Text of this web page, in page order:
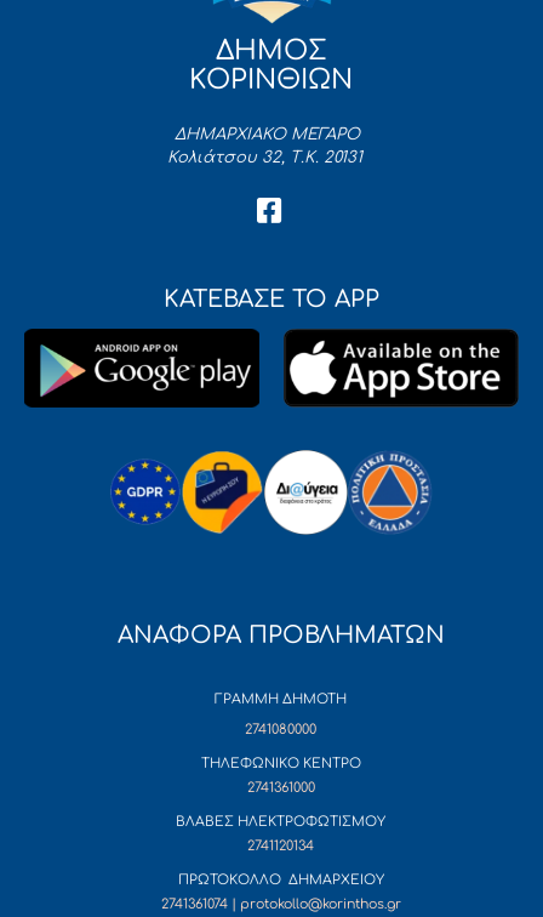
ΔΗΜΟΣ
ΚΟΡΙΝΘΙΩΝ
ΔΗΜΑΡΧΙΑΚΟ ΜΕΓΑΡΟ
Κολιάτσου 32, Τ.Κ. 20131
ΚΑΤΕΒΑΣΕ ΤΟ APP
ΑΝΑΦΟΡΑ ΠΡΟΒΛΗΜΑΤΩΝ
ΓΡΑΜΜΗ ΔΗΜΟΤΗ
2741080000
ΤΗΛΕΦΩΝΙΚΟ ΚΕΝΤΡΟ
2741361000
ΒΛΑΒΕΣ ΗΛΕΚΤΡΟΦΩΤΙΣΜΟΥ
2741120134
ΠΡΩΤΟΚΟΛΛΟ ΔΗΜΑΡΧΕΙΟΥ
2741361074 | protokollo@korinthos.gr